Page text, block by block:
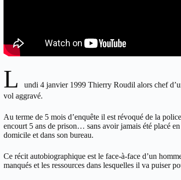
L
undi 4 janvier 1999 Thierry Roudil alors chef
vol aggravé.
Au terme de 5 mois d’enquête il est révoqué de la
encourt 5 ans de prison… sans avoir jamais été placé
domicile et dans son bureau.
Ce récit autobiographique est le face-à-face d’un
manqués et les ressources dans lesquelles il va puiser